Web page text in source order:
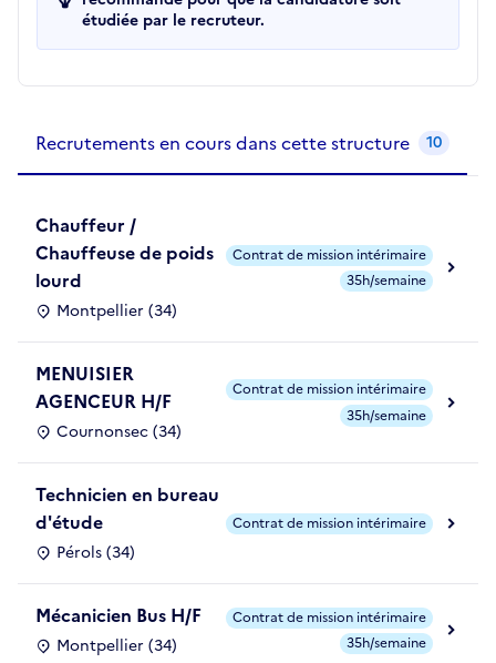
étudiée par le recruteur.
Recrutements en cours dans cette structure 10
Chauffeur /
Chauffeuse de poids
lourd
Montpellier (34)
Contrat de mission intérimaire
35h/semaine
MENUISIER
AGENCEUR H/F
Cournonsec (34)
Contrat de mission intérimaire
35h/semaine
Technicien en bureau
d'étude
Pérols (34)
Contrat de mission intérimaire
Mécanicien Bus H/F
Montpellier (34)
Contrat de mission intérimaire
35h/semaine